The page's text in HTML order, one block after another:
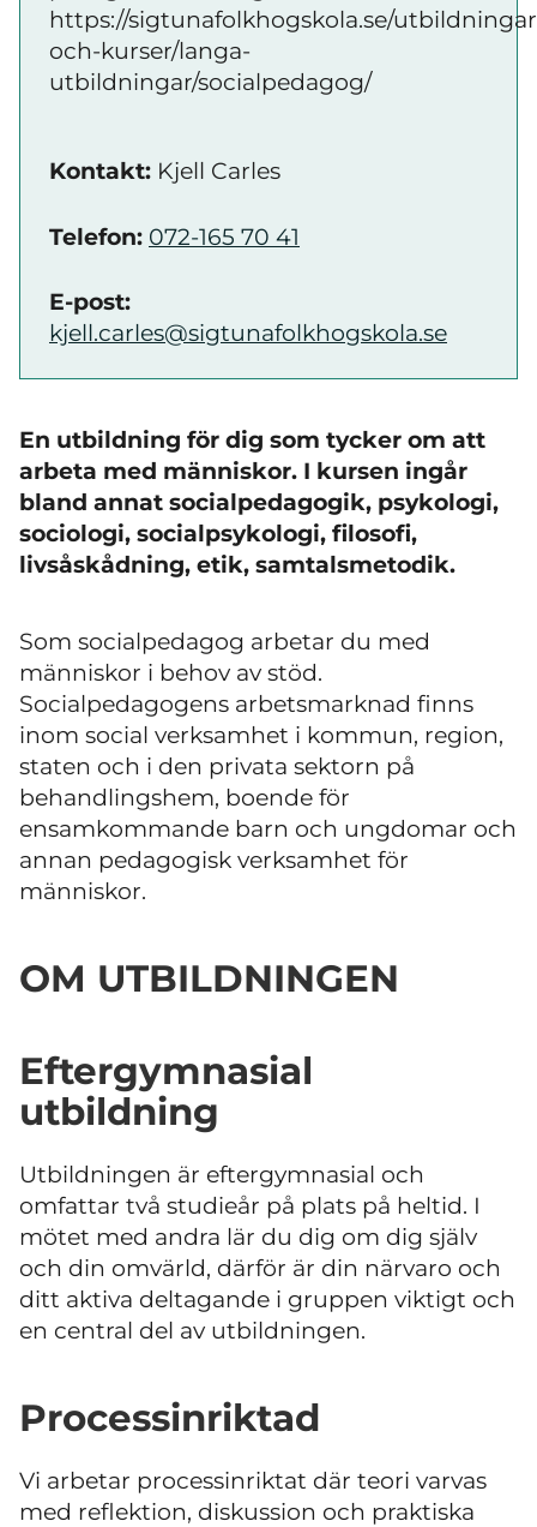
https://sigtunafolkhogskola.se/
och-kurser/langa-
utbildningar/socialpedagog/
Kontakt: Kjell Carles
Telefon: 072-165 70 41
E-post:
kjell.carles@sigtunafolkhogskola.se
En utbildning för dig som tycker om att
arbeta med människor. I kursen ingår
bland annat socialpedagogik, psykologi,
sociologi, socialpsykologi, filosofi,
livsåskådning, etik, samtalsmetodik.
Som socialpedagog arbetar du med
människor i behov av stöd.
Socialpedagogens arbetsmarknad finns
inom social verksamhet i kommun, region,
staten och i den privata sektorn på
behandlingshem, boende för
ensamkommande barn och ungdomar och
annan pedagogisk verksamhet för
människor.
OM UTBILDNINGEN
Eftergymnasial
utbildning
Utbildningen är eftergymnasial och
omfattar två studieår på plats på heltid. I
mötet med andra lär du dig om dig själv
och din omvärld, därför är din närvaro och
ditt aktiva deltagande i gruppen viktigt och
en central del av utbildningen.
Processinriktad
Vi arbetar processinriktat där teori varvas
med reflektion, diskussion och praktiska